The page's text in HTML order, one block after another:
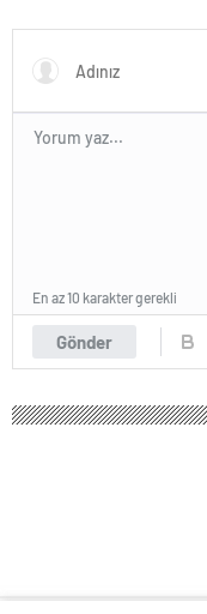
Gönder
En az 10 karakter gerekli